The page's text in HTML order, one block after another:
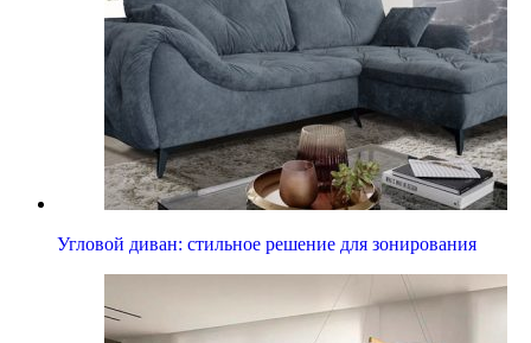
Угловой диван: стильное решение для зонирования